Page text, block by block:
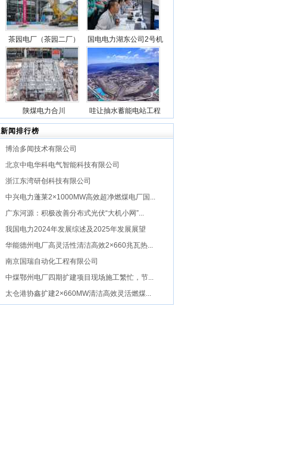
茶园电厂（茶园二厂）
二期“等容量替
代”（1×660兆瓦）煤电
项目3号机组锅炉钢架首
吊成功
国电电力湖东公司2号机
组锅炉点火一次成功
陕煤电力合川
2×1000MW清洁煤电扩
建项目1号锅炉第一层钢
架通过验收
哇让抽水蓄能电站工程
新闻排行榜
博洽多闻技术有限公司
北京中电华科电气智能科技有限公司
浙江东湾研创科技有限公司
中兴电力蓬莱2×1000MW高效超净燃煤电厂国...
广东河源：积极改善分布式光伏“大机小网”...
我国电力2024年发展综述及2025年发展展望
华能德州电厂高灵活性清洁高效2×660兆瓦热...
南京国瑞自动化工程有限公司
中煤鄂州电厂四期扩建项目现场施工繁忙，节...
太仓港协鑫扩建2×660MW清洁高效灵活燃煤...